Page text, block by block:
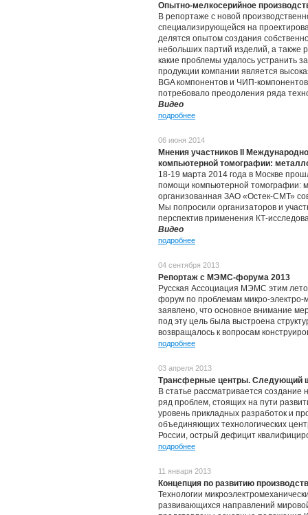
Опытно-мелкосерийное
В репортаже с новой
специализирующейся на
делятся опытом создания
небольших партий изделий, а также
какие проблемы удалось устранить
продукции компании является
BGA компонентов и ЧИП-
потребовало преодоления ряда
Видео
подробнее
06 июня 2014
Мнения участников II
компьютерной томографии:
18-19 марта 2014 года в Москве
помощи компьютерной томографии:
организованная ЗАО «Остек-СМТ»
Мы попросили организаторов и
перспектив применения КТ-
Видео
подробнее
04 сентября 2013
Репортаж с МЭМС-форума 2013
Русская Ассоциация МЭМС этим
форум по проблемам микро-электро-
заявлено, что основное внимание
под эту цель была выстроена
возвращалось к вопросам
подробнее
03 апреля 2013
Трансферные центры. Следующий
В статье рассматривается
ряд проблем, стоящих на пути
уровень прикладных разработок и
объединяющих технологических
России, острый дефицит
подробнее
11 января 2013
Концепция по развитию
Технологии
развивающихся направлений